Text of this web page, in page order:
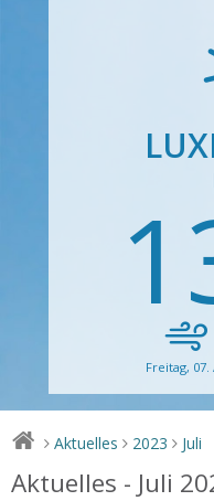
Freitag, 07.
> Aktuelles > 2023 > Juli
Aktuelles - Juli